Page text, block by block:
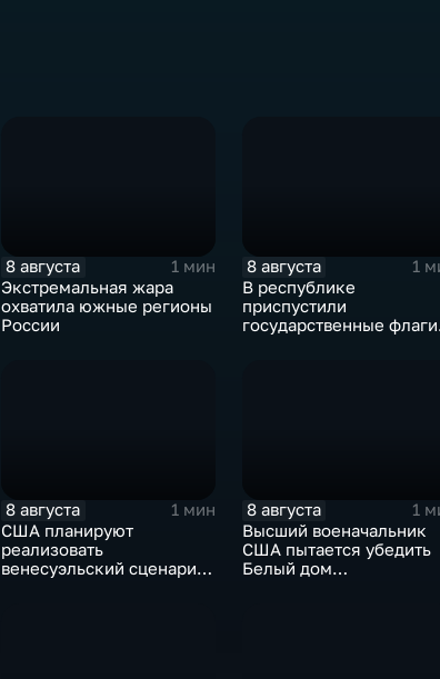
8 августа
1 мин
Экстремальная жара
охватила южные регионы
России
8 августа
1
В республике
приспустили
государственные
8 августа
1 мин
США планируют
реализовать
венесуэльский сценарий
8 августа
1
Высший военачальник
США пытается убедить
Белый дом